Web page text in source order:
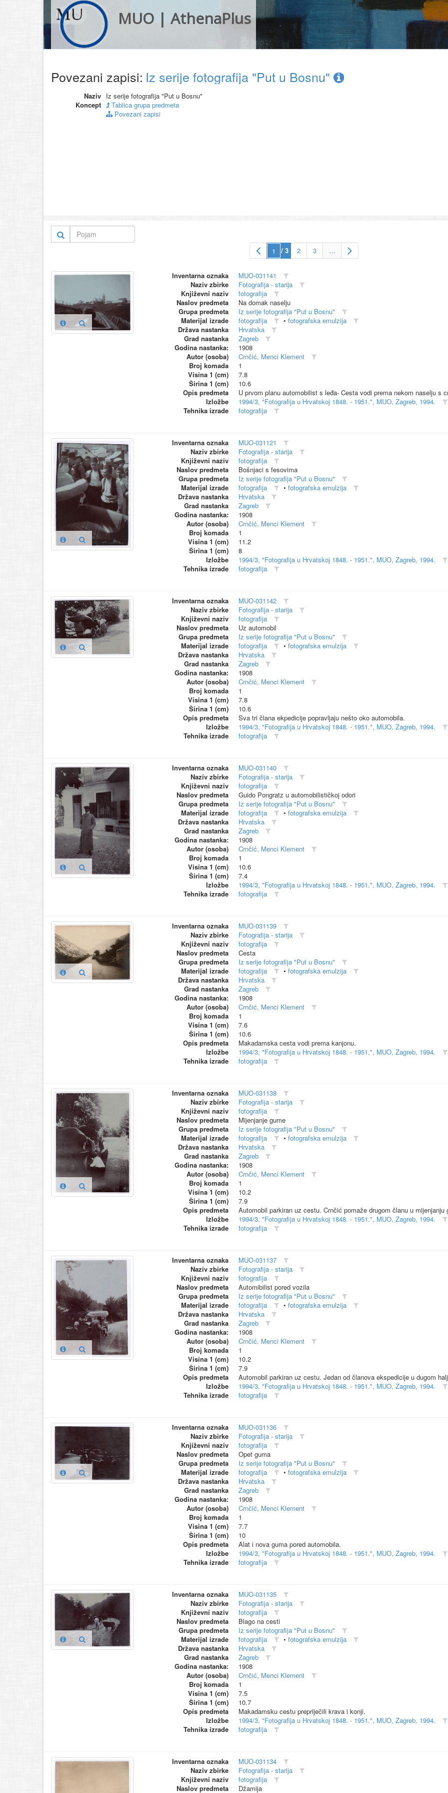
MUO | AthenaPlus
Povezani zapisi: Iz serije fotografija "Put u Bosnu"
Naziv Iz serije fotografija "Put u Bosnu"
Koncept
Tablica grupa predmeta
Povezani zapisi
/ 3 2 3 …
Inventarna oznaka
MUO-031141
Naziv zbirke
Fotografija - starija
Književni naziv
fotografija
Naslov predmeta
Na domak naselju
Grupa predmeta
Iz serije fotografija "Put u Bosnu"
Materijal izrade
fotografija • fotografska emulzija
Država nastanka
Hrvatska
Grad nastanka
Zagreb
Godina nastanka:
1908
Autor (osoba)
Crnčić, Menci Klement
Broj komada
1
Visina 1 (cm)
7.8
Širina 1 (cm)
10.6
Opis predmeta
U prvom planu automobilist s leđa- Cesta vodi prema nekom naselju s
Izložbe
1994/3, "Fotografija u Hrvatskoj 1848. - 1951.", MUO, Zagreb, 1994.
Tehnika izrade
fotografija
Inventarna oznaka
MUO-031121
Naziv zbirke
Fotografija - starija
Književni naziv
fotografija
Naslov predmeta
Bošnjaci s fesovima
Grupa predmeta
Iz serije fotografija "Put u Bosnu"
Materijal izrade
fotografija • fotografska emulzija
Država nastanka
Hrvatska
Grad nastanka
Zagreb
Godina nastanka:
1908
Autor (osoba)
Crnčić, Menci Klement
Broj komada
1
Visina 1 (cm)
11.2
Širina 1 (cm)
8
Izložbe
1994/3, "Fotografija u Hrvatskoj 1848. - 1951.", MUO, Zagreb, 1994.
Tehnika izrade
fotografija
Inventarna oznaka
MUO-031142
Naziv zbirke
Fotografija - starija
Književni naziv
fotografija
Naslov predmeta
Uz automobil
Grupa predmeta
Iz serije fotografija "Put u Bosnu"
Materijal izrade
fotografija • fotografska emulzija
Država nastanka
Hrvatska
Grad nastanka
Zagreb
Godina nastanka:
1908
Autor (osoba)
Crnčić, Menci Klement
Broj komada
1
Visina 1 (cm)
7.8
Širina 1 (cm)
10.6
Opis predmeta
Sva tri člana ekpedicije popravljaju nešto oko automobila.
Izložbe
1994/3, "Fotografija u Hrvatskoj 1848. - 1951.", MUO, Zagreb, 1994.
Tehnika izrade
fotografija
Inventarna oznaka
MUO-031140
Naziv zbirke
Fotografija - starija
Književni naziv
fotografija
Naslov predmeta
Guido Pongratz u automobilističkoj odori
Grupa predmeta
Iz serije fotografija "Put u Bosnu"
Materijal izrade
fotografija • fotografska emulzija
Država nastanka
Hrvatska
Grad nastanka
Zagreb
Godina nastanka:
1908
Autor (osoba)
Crnčić, Menci Klement
Broj komada
1
Visina 1 (cm)
10.6
Širina 1 (cm)
7.4
Izložbe
1994/3, "Fotografija u Hrvatskoj 1848. - 1951.", MUO, Zagreb, 1994.
Tehnika izrade
fotografija
Inventarna oznaka
MUO-031139
Naziv zbirke
Fotografija - starija
Književni naziv
fotografija
Naslov predmeta
Cesta
Grupa predmeta
Iz serije fotografija "Put u Bosnu"
Materijal izrade
fotografija • fotografska emulzija
Država nastanka
Hrvatska
Grad nastanka
Zagreb
Godina nastanka:
1908
Autor (osoba)
Crnčić, Menci Klement
Broj komada
1
Visina 1 (cm)
7.6
Širina 1 (cm)
10.6
Opis predmeta
Makadamska cesta vodi prema kanjonu.
Izložbe
1994/3, "Fotografija u Hrvatskoj 1848. - 1951.", MUO, Zagreb, 1994.
Tehnika izrade
fotografija
Inventarna oznaka
MUO-031138
Naziv zbirke
Fotografija - starija
Književni naziv
fotografija
Naslov predmeta
Mijenjanje gume
Grupa predmeta
Iz serije fotografija "Put u Bosnu"
Materijal izrade
fotografija • fotografska emulzija
Država nastanka
Hrvatska
Grad nastanka
Zagreb
Godina nastanka:
1908
Autor (osoba)
Crnčić, Menci Klement
Broj komada
1
Visina 1 (cm)
10.2
Širina 1 (cm)
7.9
Opis predmeta
Automobil parkiran uz cestu. Crnčić pomaže drugom članu u mijenjanju
Izložbe
1994/3, "Fotografija u Hrvatskoj 1848. - 1951.", MUO, Zagreb, 1994.
Tehnika izrade
fotografija
Inventarna oznaka
MUO-031137
Naziv zbirke
Fotografija - starija
Književni naziv
fotografija
Naslov predmeta
Automibilist pored vozila
Grupa predmeta
Iz serije fotografija "Put u Bosnu"
Materijal izrade
fotografija • fotografska emulzija
Država nastanka
Hrvatska
Grad nastanka
Zagreb
Godina nastanka:
1908
Autor (osoba)
Crnčić, Menci Klement
Broj komada
1
Visina 1 (cm)
10.2
Širina 1 (cm)
7.9
Opis predmeta
Automobil parkiran uz cestu. Jedan od članova ekspedicije u dugom
Izložbe
1994/3, "Fotografija u Hrvatskoj 1848. - 1951.", MUO, Zagreb, 1994.
Tehnika izrade
fotografija
Inventarna oznaka
MUO-031136
Naziv zbirke
Fotografija - starija
Književni naziv
fotografija
Naslov predmeta
Opet guma
Grupa predmeta
Iz serije fotografija "Put u Bosnu"
Materijal izrade
fotografija • fotografska emulzija
Država nastanka
Hrvatska
Grad nastanka
Zagreb
Godina nastanka:
1908
Autor (osoba)
Crnčić, Menci Klement
Broj komada
1
Visina 1 (cm)
7.7
Širina 1 (cm)
10
Opis predmeta
Alat i nova guma pored automobila.
Izložbe
1994/3, "Fotografija u Hrvatskoj 1848. - 1951.", MUO, Zagreb, 1994.
Tehnika izrade
fotografija
Inventarna oznaka
MUO-031135
Naziv zbirke
Fotografija - starija
Književni naziv
fotografija
Naslov predmeta
Blago na cesti
Grupa predmeta
Iz serije fotografija "Put u Bosnu"
Materijal izrade
fotografija • fotografska emulzija
Država nastanka
Hrvatska
Grad nastanka
Zagreb
Godina nastanka:
1908
Autor (osoba)
Crnčić, Menci Klement
Broj komada
1
Visina 1 (cm)
7.5
Širina 1 (cm)
10.7
Opis predmeta
Makadamsku cestu prepriječili krava i konji.
Izložbe
1994/3, "Fotografija u Hrvatskoj 1848. - 1951.", MUO, Zagreb, 1994.
Tehnika izrade
fotografija
Inventarna oznaka
MUO-031134
Naziv zbirke
Fotografija - starija
Književni naziv
fotografija
Naslov predmeta
Džamija